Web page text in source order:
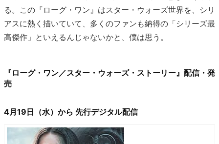
る。この『ローグ・ワン』はスター・ウォーズ世界を、シリ
アスに熱く描いていて、多くのファンも納得の「シリーズ最
高傑作」といえるんじゃないかと、僕は思う。
『ローグ・ワン／スター・ウォーズ・ストーリー』配信・発
売
4月19日（水）から 先行デジタル配信